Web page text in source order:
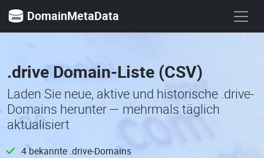
DomainMetaData
.drive Domain-Liste (CSV)
Laden Sie neue, aktive und historische .drive-
Domains herunter — mehrmals täglich
aktualisiert
4 bekannte .drive-Domains